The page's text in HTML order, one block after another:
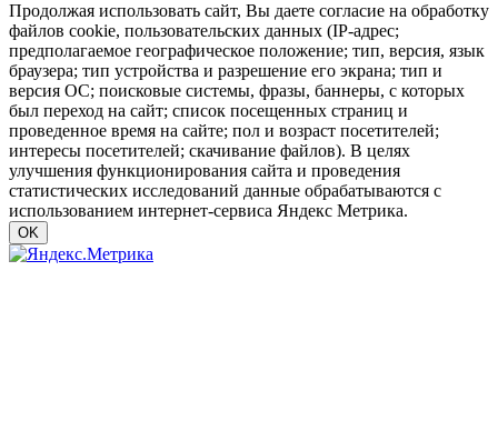
Продолжая использовать сайт, Вы даете согласие на обработку
файлов cookie, пользовательских данных (IP-адрес;
предполагаемое географическое положение; тип, версия, язык
браузера; тип устройства и разрешение его экрана; тип и
версия ОС; поисковые системы, фразы, баннеры, с которых
был переход на сайт; список посещенных страниц и
проведенное время на сайте; пол и возраст посетителей;
интересы посетителей; скачивание файлов). В целях
улучшения функционирования сайта и проведения
статистических исследований данные обрабатываются с
использованием интернет-сервиса Яндекс Метрика.
OK